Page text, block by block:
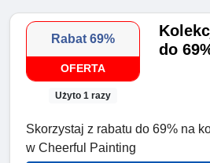
Rabat 69%
OFERTA
Użyto 1 razy
do
Skorzystaj z rabatu do 69% na
w Cheerful Painting